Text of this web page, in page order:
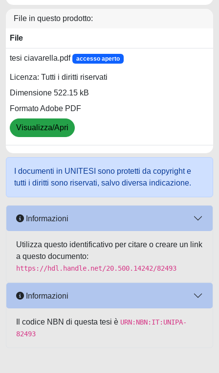
File in questo prodotto:
File
tesi ciavarella.pdf accesso aperto
Licenza: Tutti i diritti riservati
Dimensione 522.15 kB
Formato Adobe PDF
Visualizza/Apri
I documenti in UNITESI sono protetti da copyright e
tutti i diritti sono riservati, salvo diversa indicazione.
Informazioni
Utilizza questo identificativo per citare o creare un link
a questo documento:
https://hdl.handle.net/20.500.14242/82493
Informazioni
Il codice NBN di questa tesi è URN:NBN:IT:UNIPA-
82493